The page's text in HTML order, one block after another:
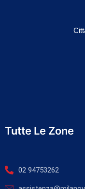
Tutte Le Zone
02 94753262